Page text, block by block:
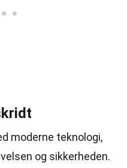
moderne teknologi,
og sikkerheden.